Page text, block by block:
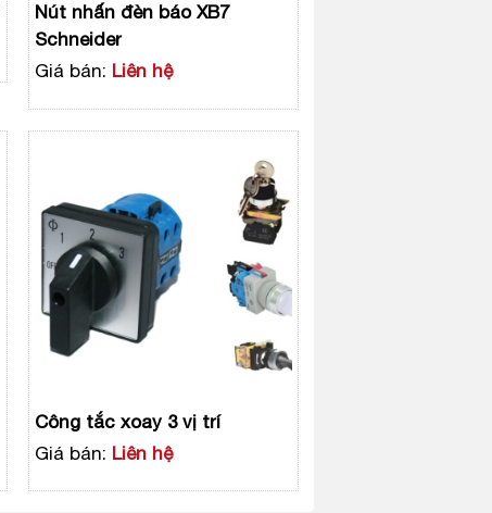
Nút nhấn đèn báo XB7
Schneider
Giá bán: Liên hệ
Công tắc xoay 3 vị trí
Giá bán: Liên hệ